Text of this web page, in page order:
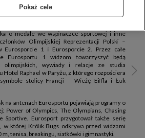
igrzysk – mecze polskich tenisistek i
o medale we wspinaczce sportowej i inne
Olimpijskiej Reprezentacji Polski –
Eurosporcie 1 i Eurosporcie 2. Przez całe
Eurosportu 1 widzom towarzyszyć będą
wywiady i relacje ze studia
Hotel Raphael w Paryżu, z którego rozpościera
stolicy Francji – Wieżę Eiffla i Łuk
na antenach Eurosportu pojawiają programy o
Power of Olympics, The Olympians, Chasing
Sportive. Eurosport przygotował także serię
w której Królik Bugs odkrywa przed widzami
tenisa, breakingu, siatkówki i gimnastyki.
Pokaż cele